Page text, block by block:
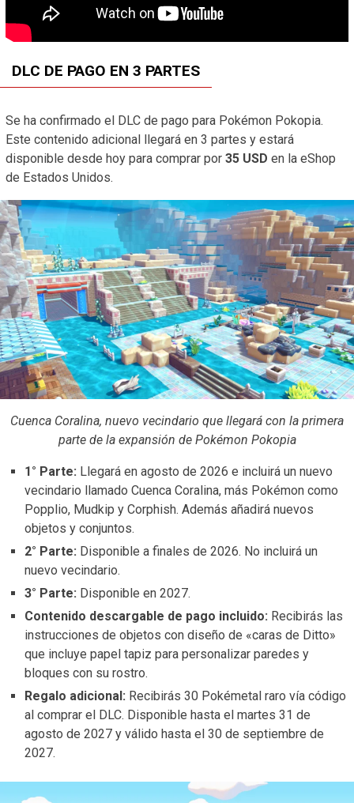
DLC DE PAGO EN 3 PARTES
Se ha confirmado el DLC de pago para Pokémon Pokopia.
Este contenido adicional llegará en 3 partes y estará
disponible desde hoy para comprar por 35 USD en la eShop
de Estados Unidos.
Cuenca Coralina, nuevo vecindario que llegará con la primera
parte de la expansión de Pokémon Pokopia
1° Parte: Llegará en agosto de 2026 e incluirá un nuevo
vecindario llamado Cuenca Coralina, más Pokémon como
Popplio, Mudkip y Corphish. Además añadirá nuevos
objetos y conjuntos.
2° Parte: Disponible a finales de 2026. No incluirá un
nuevo vecindario.
3° Parte: Disponible en 2027.
Contenido descargable de pago incluido: Recibirás las
instrucciones de objetos con diseño de «caras de Ditto»
que incluye papel tapiz para personalizar paredes y
bloques con su rostro.
Regalo adicional: Recibirás 30 Pokémetal raro vía código
al comprar el DLC. Disponible hasta el martes 31 de
agosto de 2027 y válido hasta el 30 de septiembre de
2027.